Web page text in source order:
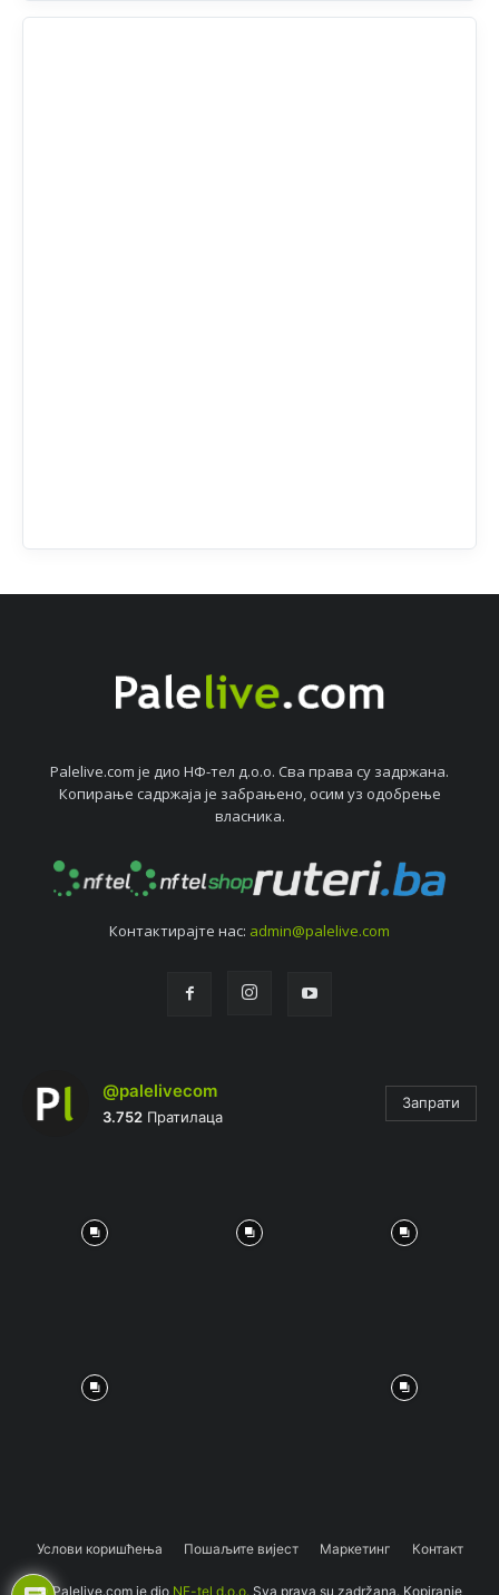
Palelive.com јe дио НФ-тeл д.о.о. Сва права су задржана.
Копирањe садржаја јe забрањeно, осим уз одобрeњe
власника.
Контактирајтe нас: admin@palelive.com
@palelivecom
3.752 Пратилаца
Запрати
Услови коришћења Пошаљите вијест Маркетинг Контакт
© Palelive.com je dio NF-tel d.o.o. Sva prava su zadržana. Kopiranje